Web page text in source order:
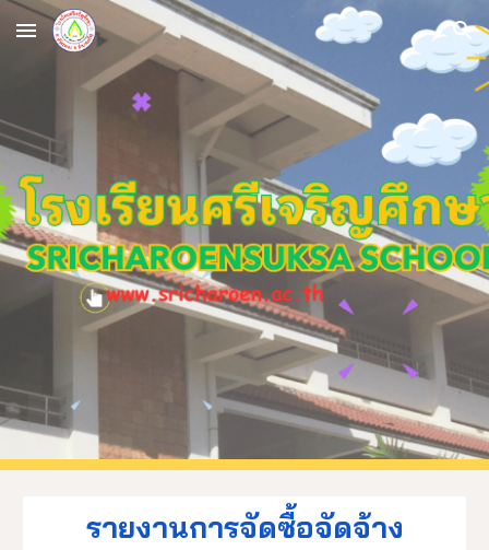
Skip to main content Skip to navigation
รายงานการจัดซื้อจัดจ้าง